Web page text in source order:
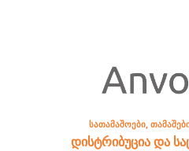
სათამაშოები,
დისტრიბუცია და